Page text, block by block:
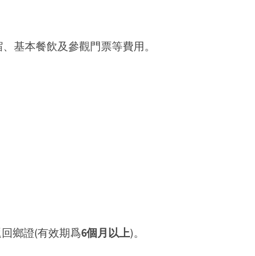
基本餐飲及參觀門票等費用。
鄉證(有效期爲6個月以上)。